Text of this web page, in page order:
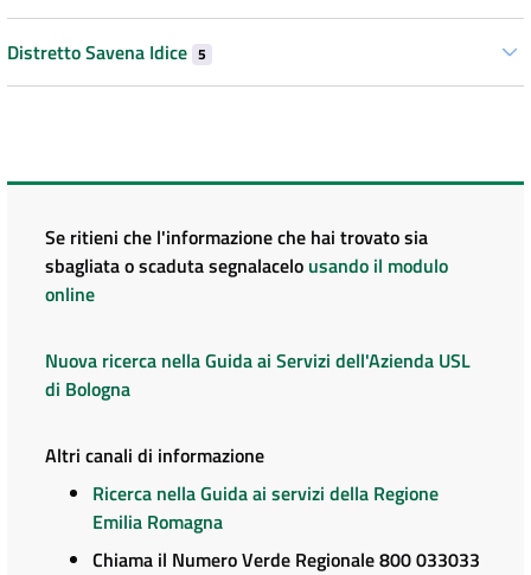
Distretto Savena Idice 5
Se ritieni che l'informazione che hai trovato sia
sbagliata o scaduta segnalacelo usando il modulo
online
Nuova ricerca nella Guida ai Servizi dell'Azienda USL
di Bologna
Altri canali di informazione
Ricerca nella Guida ai servizi della Regione
Emilia Romagna
Chiama il Numero Verde Regionale 800 033033